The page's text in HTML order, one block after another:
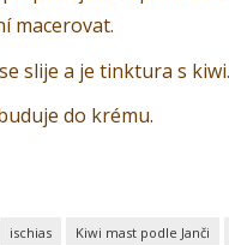
macerovat.
slije a je tinktura s kiwi.
do krému.
ischias Kiwi mast podle Janči